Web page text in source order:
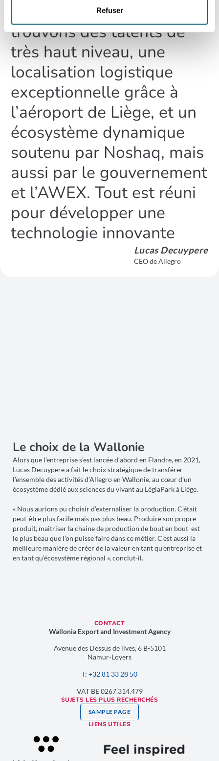
Refuser
En Wallonie, nous
trouvons des talents de
très haut niveau, une
localisation logistique
exceptionnelle grâce à
l’aéroport de Liège, et un
écosystème dynamique
soutenu par Noshaq, mais
aussi par le gouvernement
et l’AWEX. Tout est réuni
pour développer une
technologie innovante
Lucas Decuypere
CEO de Allegro
Le choix de la Wallonie
Alors que l’entreprise s’est lancée d’abord en Flandre, en 2021,
Lucas Decuypere a fait le choix stratégique de transférer
l’ensemble des activités d’Allegro en Wallonie, au cœur d’un
écosystème dédié aux sciences du vivant au LégiaPark à Liège.
« Nous aurions pu choisir d’externaliser la production. C’était
peut-être plus facile mais pas plus beau. Produire son propre
produit, maitriser la chaine de production de bout en bout est
le plus beau que l’on puisse faire dans ce métier. C’est aussi la
meilleure manière de créer de la valeur en tant qu’entreprise et
en tant qu’écosystème régional », conclut-il.
CONTACT
Wallonia Export and Investment Agency
Avenue des Dessus de lives, 6 B-5101
Namur-Loyers
T: +32 81 33 28 50
VAT BE 0267.314.479
SUJETS LES PLUS RECHERCHÉS
SAMPLE PAGE
LIENS UTILES